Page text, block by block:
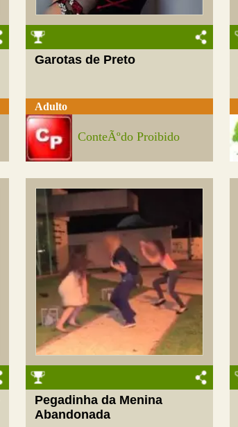
Garotas de Preto
Adulto
ConteÃºdo Proibido
Pegadinha da Menina
Abandonada